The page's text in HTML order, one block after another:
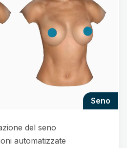
seno
del seno
automatizzate